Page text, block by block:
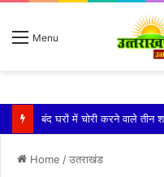
Menu
बारिश ने बढ़ाई दहशत, दरकने
Home /उतराखंड